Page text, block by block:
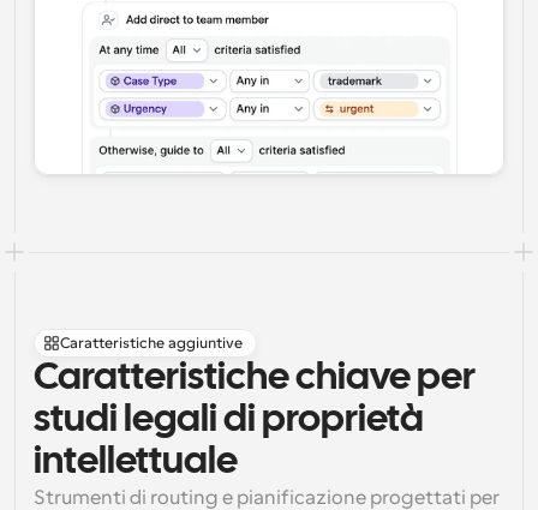
Caratteristiche aggiuntive
Caratteristiche chiave per
studi legali di proprietà
intellettuale
Strumenti di routing e pianificazione progettati per